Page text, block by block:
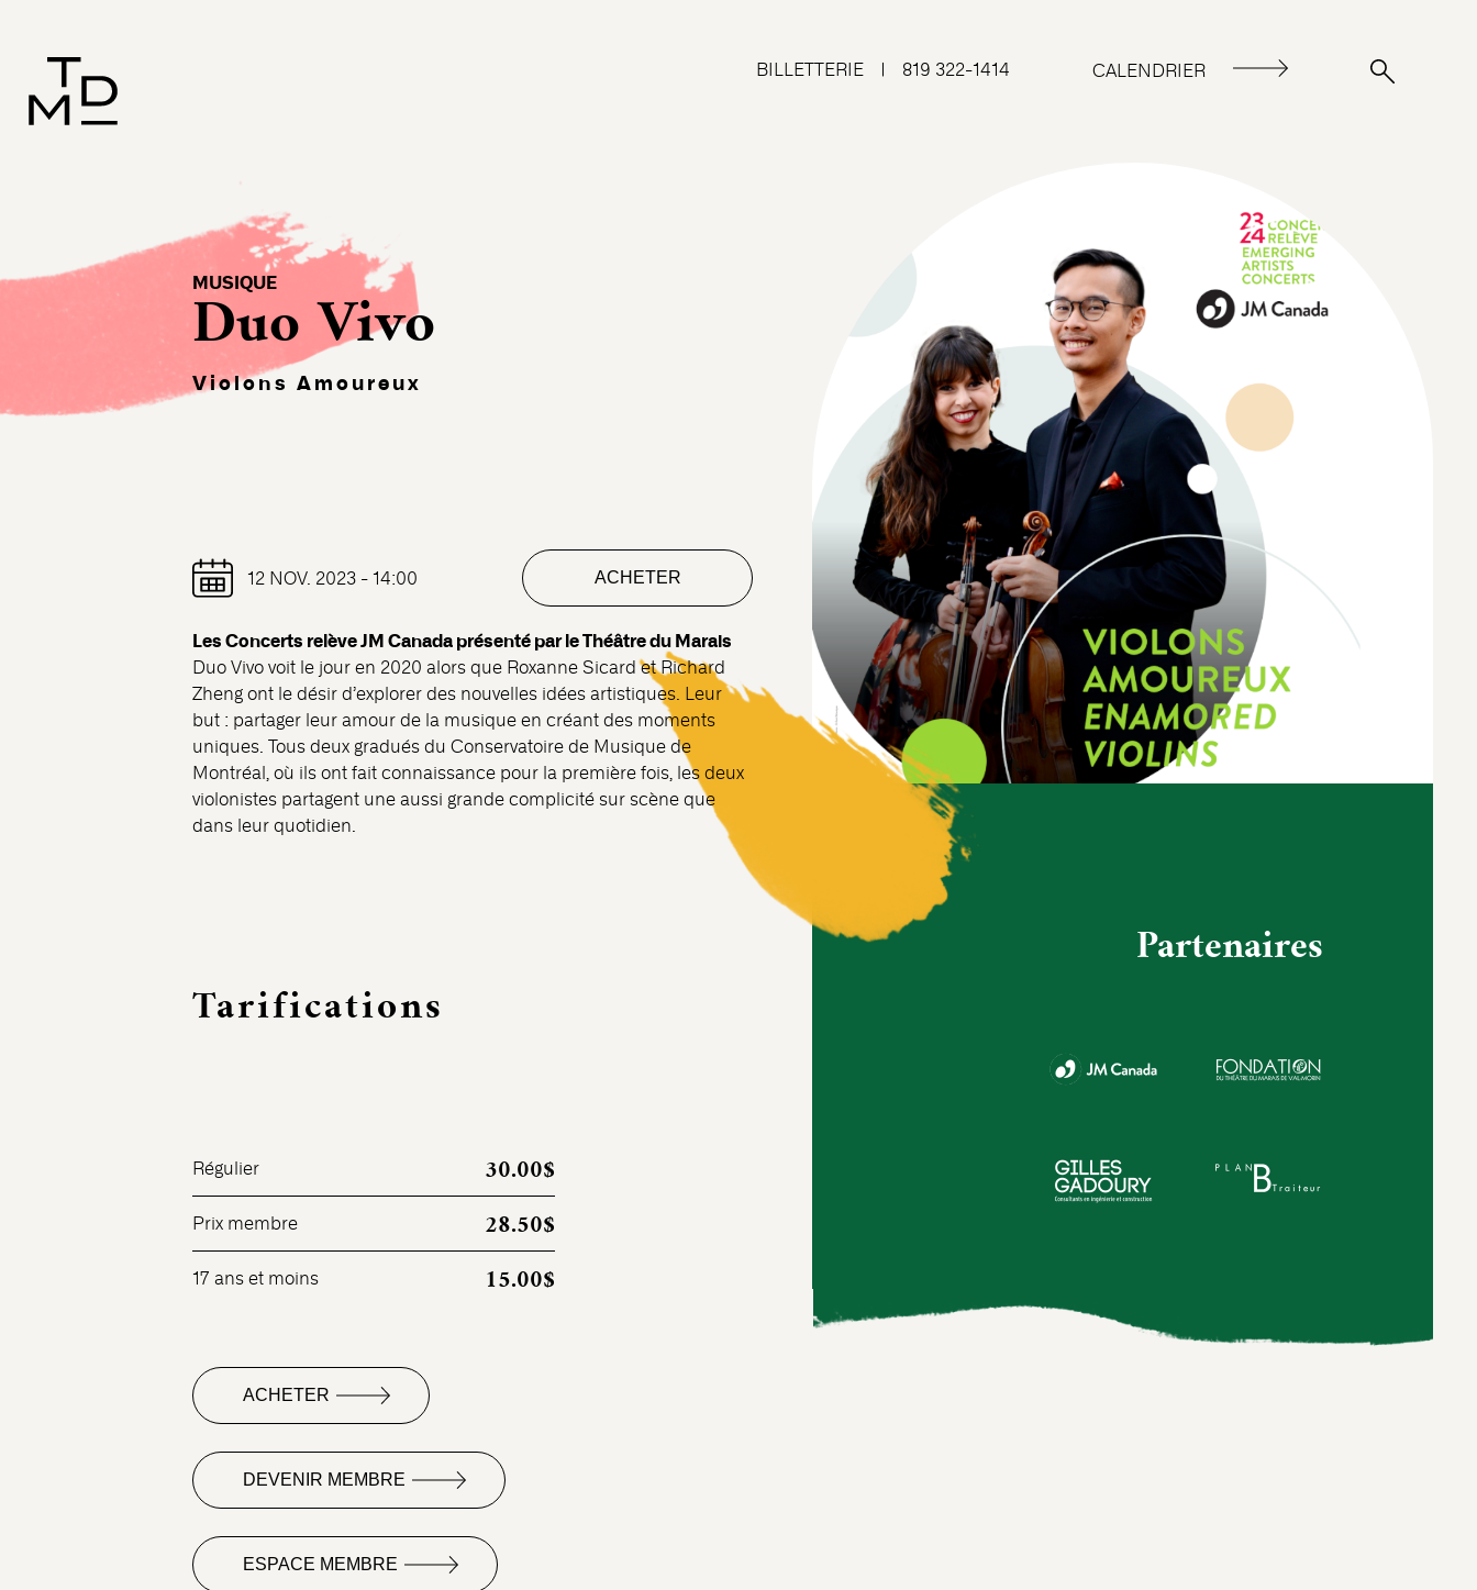
BILLETTERIE | 819 322-1414 CALENDRIER
MUSIQUE
Duo Vivo
Violons Amoureux
12 NOV. 2023 - 14:00 ACHETER
Les Concerts relève JM Canada présenté par le Théâtre du Marais
Duo Vivo voit le jour en 2020 alors que Roxanne Sicard et Richard
Zheng ont le désir d’explorer des nouvelles idées artistiques. Leur
but : partager leur amour de la musique en créant des moments
uniques. Tous deux gradués du Conservatoire de Musique de
Montréal, où ils ont fait connaissance pour la première fois, les deux
violonistes partagent une aussi grande complicité sur scène que
dans leur quotidien.
Tarifications
Régulier 30.00$
Prix membre 28.50$
17 ans et moins 15.00$
ACHETER
DEVENIR MEMBRE
ESPACE MEMBRE
Partenaires